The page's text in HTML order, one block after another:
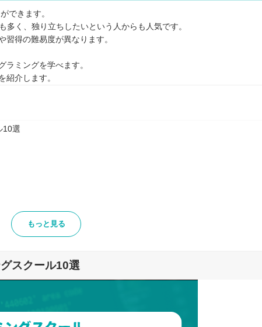
できます。
く、独り立ちしたいという人からも人気です。
習得の難易度が異なります。
ラミングを学べます。
紹介します。
10選
ト
もっと見る
スクール10選